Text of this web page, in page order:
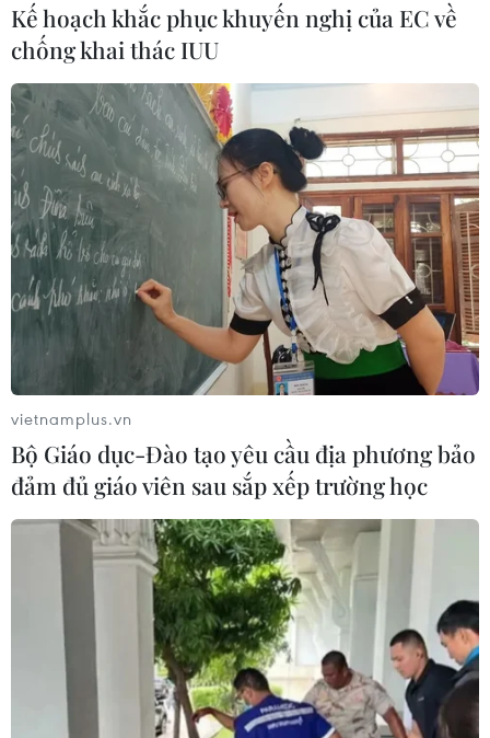
TIN CÙNG CHUYÊN MỤC
Dogo Onsen - suối nước nóng hơn
3.000 năm tuổi và những giá trị sức
Mexico phát triển trò chơi
điện tử hỗ trợ phục hồi chức năng
Kế hoạch khắc phục khuyến nghị của EC về
chống khai thác IUU
vietnamplus.vn
Bộ Giáo dục-Đào tạo yêu cầu địa phương bảo
đảm đủ giáo viên sau sắp xếp trường học